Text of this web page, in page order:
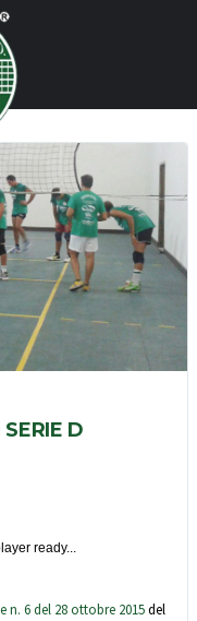
D
ready...
n. 6 del 28 ottobre 2015del